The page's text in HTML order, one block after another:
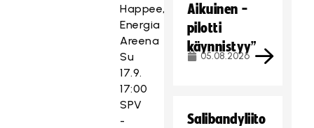
Happee,
Energia
Areena
Su
17.9.
17:00
SPV
-
Aikuinen -
pilotti
käynnistyy”
05.08.2026
Salibandyliito